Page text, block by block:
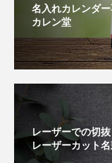
名入れカレンダ
カレン堂
レーザーでの切
レーザーカット